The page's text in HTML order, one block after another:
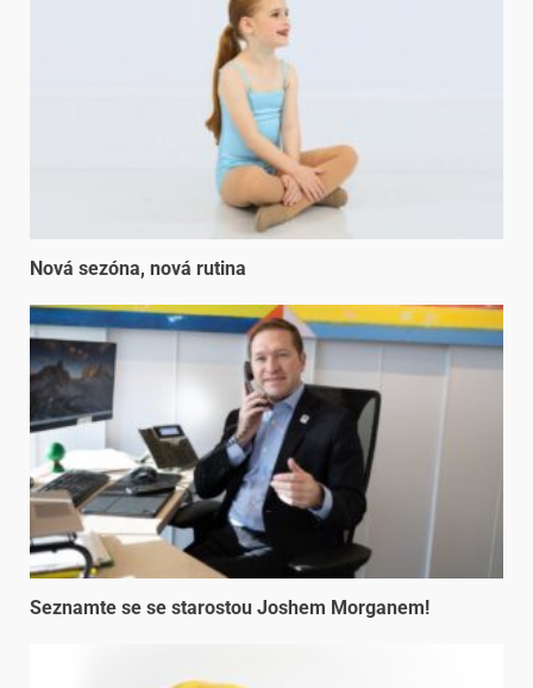
Nová sezóna, nová rutina
Seznamte se se starostou Joshem Morganem!